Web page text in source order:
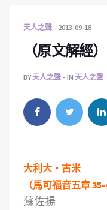
天人之聲 2013-09-18
（原文解經
BY天人之聲 IN 天人之聲
大利大‧古米
（馬可福音五章 35-
蘇佐揚